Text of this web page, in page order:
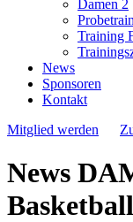
Damen 2
Training
News
Sponsoren
Kontakt
Mitglied werden
News
Basketball